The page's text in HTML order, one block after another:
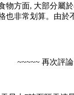
方面, 大部分
非常划算。由
~~~~~ 再次評